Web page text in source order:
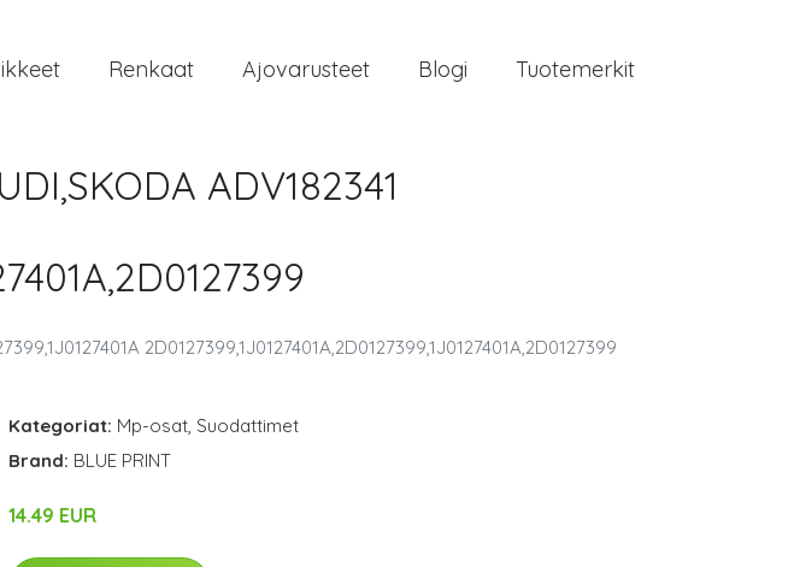
Renkaat Ajovarusteet Blogi Tuotemerkit
ADV182341
2D0127399,1J0127401A,2D0127399,1J0127401A,2D0127399
Kategoriat: Mp-osat, Suodattimet
Brand: BLUE PRINT
14.49 EUR